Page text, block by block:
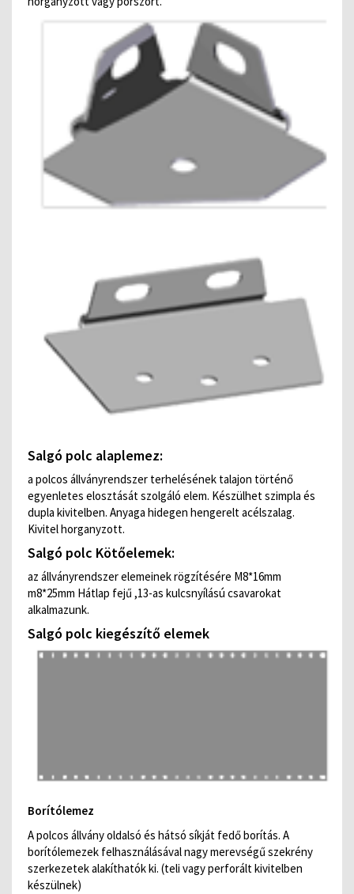
Salgó polc alaplemez:
a polcos állványrendszer terhelésének talajon történő
egyenletes elosztását szolgáló elem. Készülhet szimpla és
dupla kivitelben. Anyaga hidegen hengerelt acélszalag.
Kivitel horganyzott.
Salgó polc Kötőelemek:
az állványrendszer elemeinek rögzítésére M8*16mm
m8*25mm Hátlap fejű ,13-as kulcsnyílású csavarokat
alkalmazunk.
Salgó polc kiegészítő elemek
Borítólemez
A polcos állvány oldalsó és hátsó síkját fedő borítás. A
borítólemezek felhasználásával nagy merevségű szekrény
szerkezetek alakíthatók ki. (teli vagy perforált kivitelben
készülnek)